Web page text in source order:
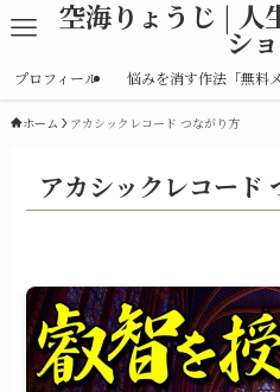
空海りょうじ | 人
シ
プロフィール 悩みを消す作法「無料
ホーム アカシックレコード つながり方
アカシックレコード